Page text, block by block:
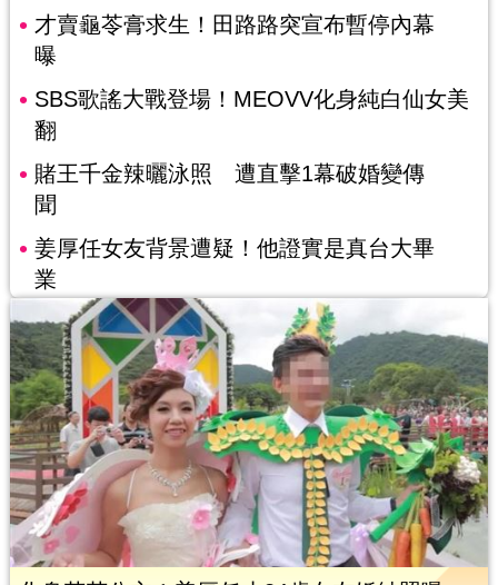
才賣龜苓膏求生！田路路突宣布暫停內幕
曝
SBS歌謠大戰登場！MEOVV化身純白仙女美
翻
賭王千金辣曬泳照 遭直擊1幕破婚變傳
聞
姜厚任女友背景遭疑！他證實是真台大畢
業